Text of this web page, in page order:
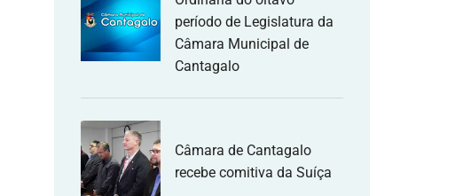
período de Legislatura da
Câmara Municipal de
Cantagalo
Câmara de Cantagalo
recebe comitiva da Suíça